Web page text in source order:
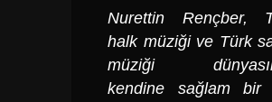
Nurettin Rençber,
halk müziği ve Türk
müziği
kendine sağlam bir